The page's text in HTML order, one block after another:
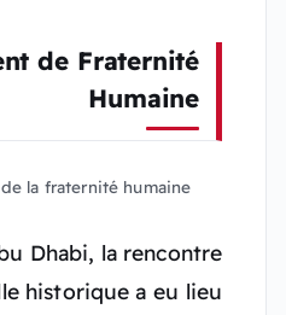
de Fraternité
Humaine
la fraternité humaine
Dhabi, la rencontre
historique a eu lieu